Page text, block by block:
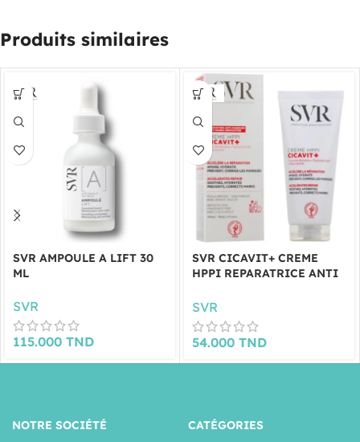
Produits similaires
SVR AMPOULE A LIFT 30
ML
SVR
115.000 TND
SVR CICAVIT+ CREME
HPPI REPARATRICE ANTI
SVR
54.000 TND
NOTRE SOCIÉTÉ
CATÉGORIES